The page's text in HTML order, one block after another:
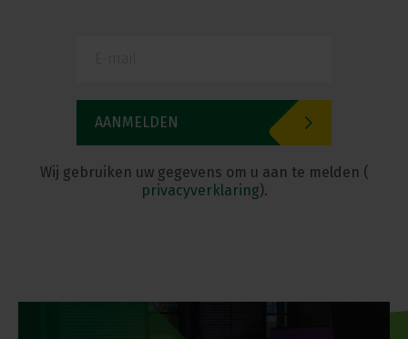
Wij gebruiken uw gegevens om u aan te melden (
privacyverklaring).